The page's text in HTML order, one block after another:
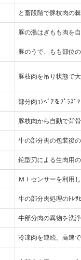
と畜段階で豚枝肉の
豚の湯はぎもも肉を
豚のうで、もも部位
豚枝肉を吊り状態で
部分肉ｺﾝﾍﾞｱをﾌﾟﾗｽﾞ
豚枝肉から自動で背
牛の部分肉の包装後
鉈型刃による生肉用
ＭＩセンサーを利用
牛の部分肉処理のﾄﾚｻ
牛部分肉の異物を洗
冷凍肉を連続、高速